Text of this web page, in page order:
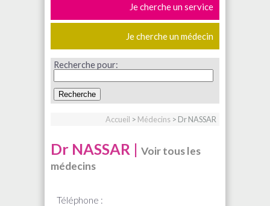
Je cherche un service
Je cherche un médecin
Recherche pour:
Accueil > Médecins > Dr NASSAR
Dr NASSAR | Voir tous les
médecins
Téléphone :